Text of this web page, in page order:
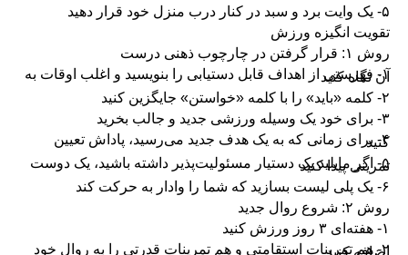
۵- یک وایت برد و سبد در کنار درب منزل خود قرار دهید
تقویت انگیزه ورزش
روش ۱: قرار گرفتن در چارچوب ذهنی درست
۱- فهرستی از اهداف قابل دستیابی را بنویسید و اغلب اوقات به
آن نگاه کنید
۲- کلمه «باید» را با کلمه «خواستن» جایگزین کنید
۳- برای خود یک وسیله ورزشی جدید و جالب بخرید
۴- برای زمانی که به یک هدف جدید می‌رسید، پاداش تعیین
کنید
۵- اگر مایلید یک دستیار مسئولیت‌پذیر داشته باشید، یک دوست
تمرینی پیدا کنید
۶- یک پلی لیست بسازید که شما را وادار به حرکت کند
روش ۲: شروع روال جدید
۱- هفته‌ای ۳ روز ورزش کنید
۲- هم تمرینات استقامتی و هم تمرینات قدرتی را به روال خود